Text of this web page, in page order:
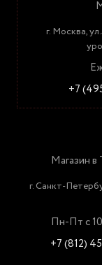
г. Москва,
+7
Магазин
г. Санкт-
Пн-Пт с
+7 (812)